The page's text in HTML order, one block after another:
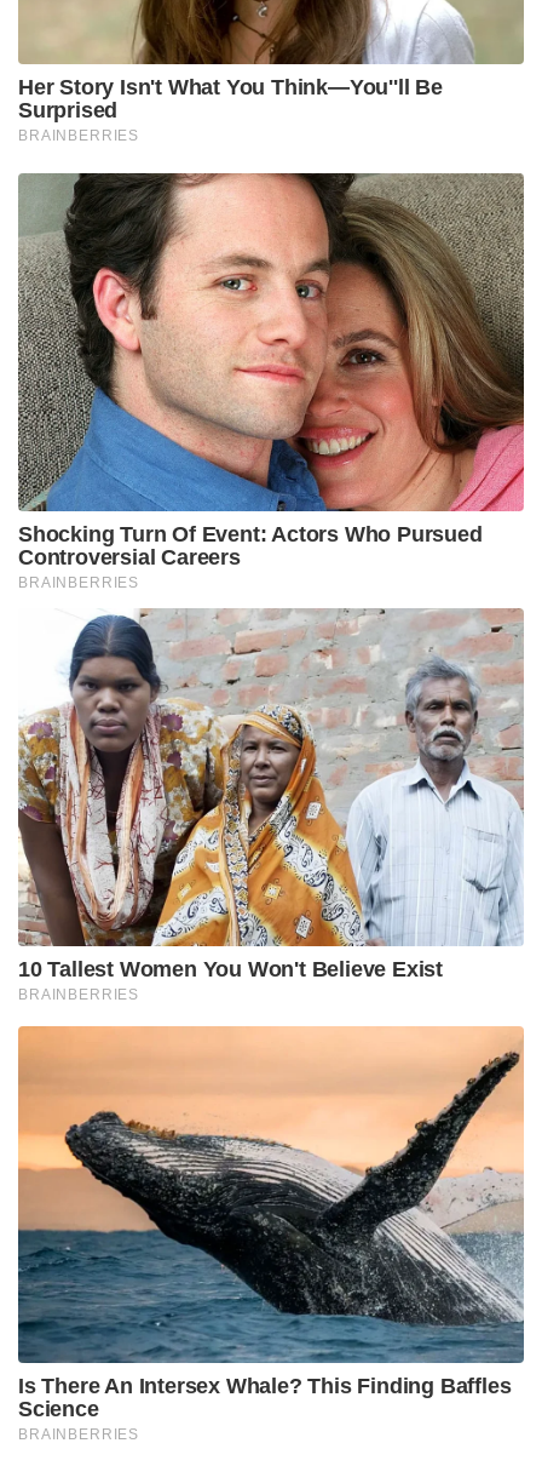
ആഹാരം പങ്കിട്ടു കഴിക്കുമ്പോഴും സമ്പർക്കം
പുലർത്തുമ്പോഴും രോഗം മറ്റുള്ളവരിലേക്ക് പകരുന്നു.
രോഗിയെ ശുശ്രൂഷിക്കുന്നവർ കൈകൾ സോപ്പ്
ഉപയോഗിച്ച് വൃത്തിയായി കഴുകണം. മലിനമായ
കൈകളിലൂടെയും മറ്റും രോഗാണുക്കൾ വെള്ളത്തിലും
ഭക്ഷണത്തിലും കലരുന്നതു വഴി രോഗം പകരുന്നു.
രോഗ ലക്ഷണങ്ങൾ കണ്ടാൽ ഉടൻ തന്നെ ചികിത്സ
തേടുന്നതിലൂടെ രോഗം മാരകമാകുന്നത് തടയാം.
പ്രതിരോധ മാർഗങ്ങൾ
•തിളപ്പിച്ചാറിയ വെള്ളം മാത്രം
കുടിക്കാനുപയോഗിക്കുക. തിളപ്പിച്ചതും
തിളപ്പിക്കാത്തതുമായ കുടിവെള്ളം കൂടികലർത്തി
ഉപയോഗിക്കരുത്. പുറത്തുപോകുമ്പോൾ എപ്പോഴും
തിളപ്പിച്ചാറിയ വെള്ളം കരുതുക.
• ആഹാരം പാകം ചെയ്യുന്നതിനും വിളമ്പുന്നതിനും
കഴിക്കുന്നതിനും മുമ്പും ശുചിമുറി ഉപയോഗിച്ച
ശേഷവും പുറത്തുപോയി വന്നതിനു ശേഷവും
കൈകൾ സോപ്പ് ഉപയോഗിച്ച് നന്നായി കഴുകുക.
• കിണറിന് ചുറ്റുമുള്ള പരിസരങ്ങളിൽ
വൃത്തിഹീനമായ രീതിയിൽ വെള്ളം
കെട്ടിക്കിടക്കാതെയും കിണറിലെ വെള്ളം
മലിനമാകാതെയും സൂക്ഷിക്കുക. കൃത്യമായ
ഇടവേളകളിൽ ആരോഗ്യപ്രവർത്തകരുടെ
നിർദ്ദേശമനുസരിച്ച് കിണർ വെള്ളം ക്ളോറിനേറ്റ്
ചെയ്യുക. മഞ്ഞപ്പിത്ത ബാധയുള്ള പ്രദേശങ്ങളിൽ
കുടിവെള്ള സ്രോതസ്സുകൾ സൂപ്പർ ക്ലോറിനേറ്റ്
• വൃത്തിഹീനമായ സാഹചര്യത്തിൽ പാചകം ചെയ്ത
ആഹാരസാധനങ്ങളും ശീതളപാനീയങ്ങളും
പഴകിയതും മലിനമായതുമായ ആഹാരവും
കഴിക്കാതിരിക്കുക.
• പഴവർഗ്ഗങ്ങളും പച്ചക്കറികളും നല്ലവണ്ണം
കഴുകിയതിനുശേഷം മാത്രം ഉപയോഗിക്കുക.
• ആഹാര സാധനങ്ങളും കുടിവെള്ളവും എപ്പോഴും
അടച്ചു സൂക്ഷിക്കുക.
• തുറസ്സായ സ്ഥലത്ത് മലമൂത്രവിസർജ്ജനം